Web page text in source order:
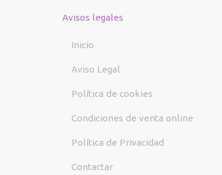
Avisos legales
Inicio
Aviso Legal
Política de cookies
Condiciones de venta online
Política de Privacidad
Contactar